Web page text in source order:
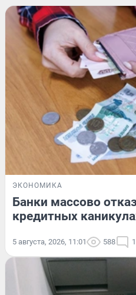
ЭКОНОМИКА
Банки массово
кредитных
5 августа, 2026, 11:01 588 1